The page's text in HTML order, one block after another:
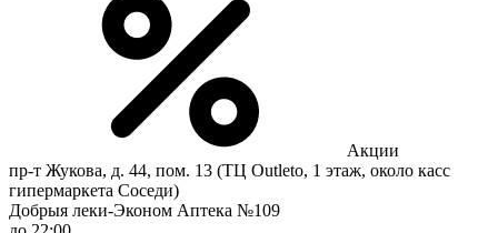
Акции
пр-т Жукова, д. 44, пом. 13 (ТЦ Outleto, 1 этаж, около касс
гипермаркета Соседи)
Добрыя леки-Эконом Аптека №109